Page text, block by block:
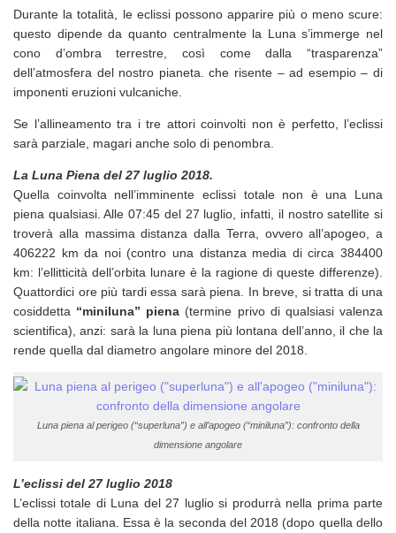
Durante la totalità, le eclissi possono apparire più o meno scure:
questo dipende da quanto centralmente la Luna s’immerge nel
cono d’ombra terrestre, così come dalla “trasparenza”
dell’atmosfera del nostro pianeta. che risente – ad esempio – di
imponenti eruzioni vulcaniche.
Se l’allineamento tra i tre attori coinvolti non è perfetto, l’eclissi
sarà parziale, magari anche solo di penombra.
La Luna Piena del 27 luglio 2018.
Quella coinvolta nell’imminente eclissi totale non è una Luna
piena qualsiasi. Alle 07:45 del 27 luglio, infatti, il nostro satellite si
troverà alla massima distanza dalla Terra, ovvero all’apogeo, a
406222 km da noi (contro una distanza media di circa 384400
km: l’ellitticità dell’orbita lunare è la ragione di queste differenze).
Quattordici ore più tardi essa sarà piena. In breve, si tratta di una
cosiddetta “miniluna” piena (termine privo di qualsiasi valenza
scientifica), anzi: sarà la luna piena più lontana dell’anno, il che la
rende quella dal diametro angolare minore del 2018.
Luna piena al perigeo (“superluna”) e all’apogeo (“miniluna”): confronto della
dimensione angolare
L’eclissi del 27 luglio 2018
L’eclissi totale di Luna del 27 luglio si produrrà nella prima parte
della notte italiana. Essa è la seconda del 2018 (dopo quella dello